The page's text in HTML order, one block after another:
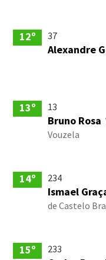
12º 37
Alexandre
13º 13
Bruno Rosa
Vouzela
14º 234
Ismael
de Castelo
15º 233